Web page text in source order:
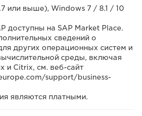
или выше), Windows 7 / 8.1 / 10
доступны на SAP Market Place.
сведений о
других операционных систем и
среды, включая
и Citrix, см. веб-сайт
support/business-
являются платными.